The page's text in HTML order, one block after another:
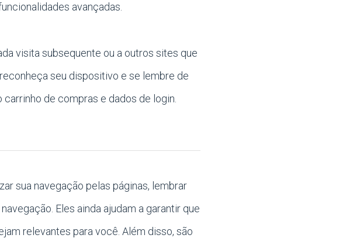
avançadas.
visita subsequente ou a outros sites que
seu dispositivo e se lembre de
de compras e dados de login.
sua navegação pelas páginas, lembrar
Eles ainda ajudam a garantir que
relevantes para você. Além disso, são